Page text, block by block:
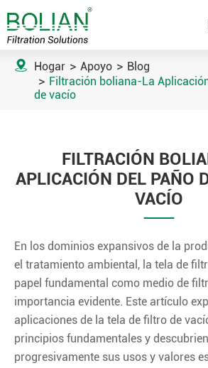
 Hogar Apoyo
Blog
Filtración boliana-La
de vacío
FILTRACIÓN
APLICACIÓN DEL PAÑO
VACÍO
En los dominios expansivos de la
el tratamiento ambiental, la tela de
papel fundamental como medio de
importancia evidente. Este artículo
aplicaciones de la tela de filtro de
principios fundamentales y
progresivamente sus usos y valores